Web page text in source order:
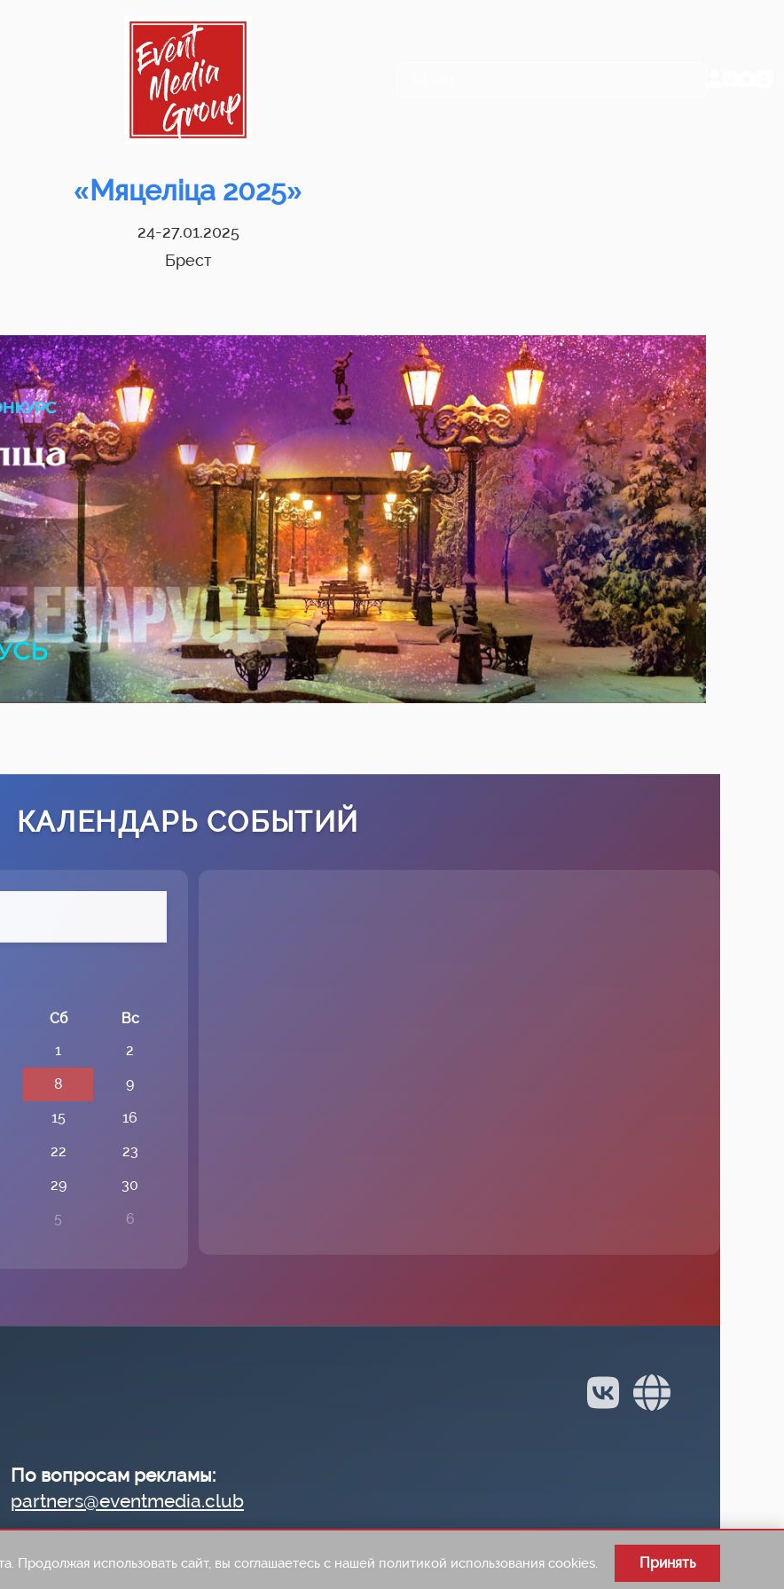
«Мяцелiца 2025»
24-27.01.2025
Брест
КАЛЕНДАРЬ СОБЫТИЙ
Сб
Вс
1
2
8
9
15
16
22
23
29
30
5 6
По вопросам рекламы:
partners@eventmedia.club
Продолжая использовать сайт, вы соглашаетесь с нашей политикой использования cookies. Принять